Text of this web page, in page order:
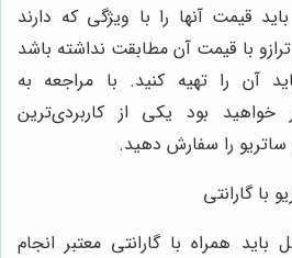
قیمت آنها را با ویژگی که دارند
با قیمت آن مطابقت نداشته باشد
آن را تهیه کنید. با مراجعه به
خواهید بود یکی از کاربردی‌ترین
را سفارش دهید.
با گارانتی
همراه با گارانتی معتبر انجام